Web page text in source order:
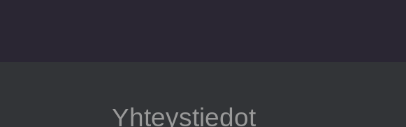
Yhteystiedot